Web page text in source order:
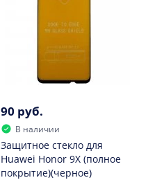
90 руб.
В наличии
Защитное стекло для
Huawei Honor 9X (полное
покрытие)(черное)